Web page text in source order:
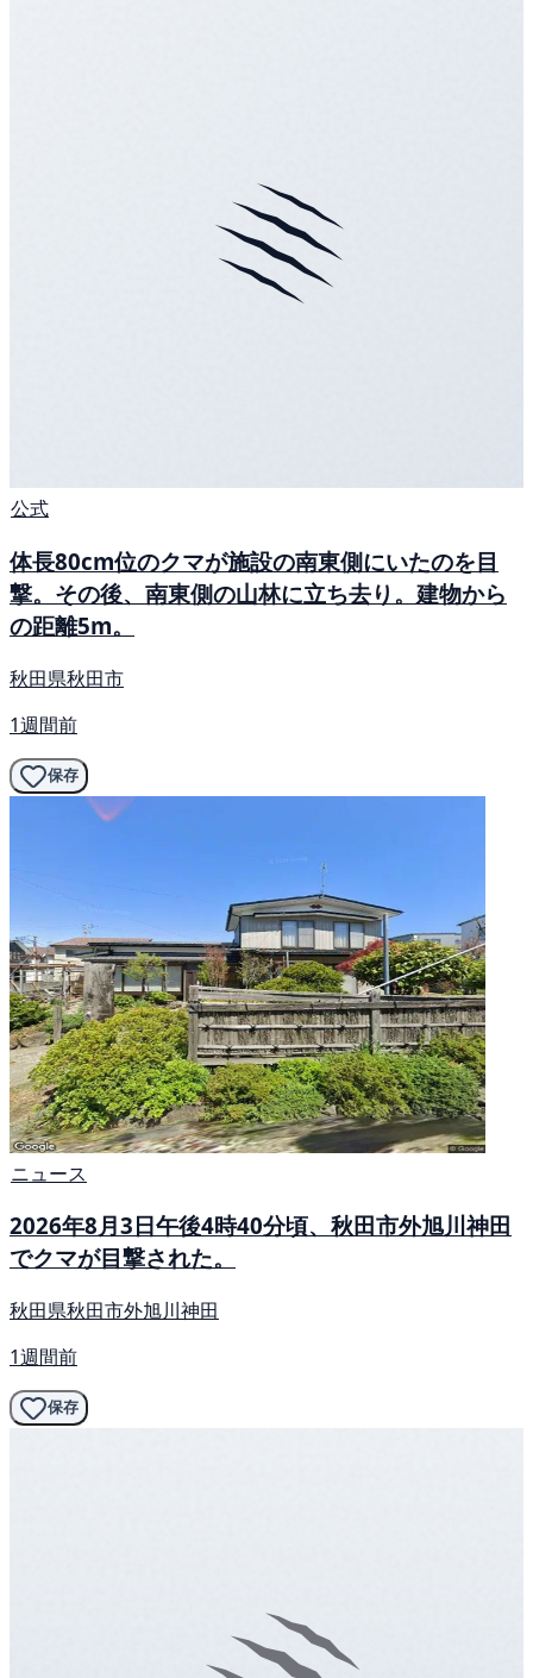
公式
体長80cm位のクマが施設の南東側にいたのを目
撃。その後、南東側の山林に立ち去り。建物から
の距離5m。
秋田県秋田市
1週間前
保存
ニュース
2026年8月3日午後4時40分頃、秋田市外旭川神田
でクマが目撃された。
秋田県秋田市外旭川神田
1週間前
保存